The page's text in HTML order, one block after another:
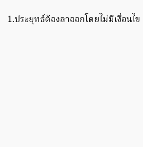
1.ประยุทธ์ต้องลาออกโดยไม่มีเงื่อนไข